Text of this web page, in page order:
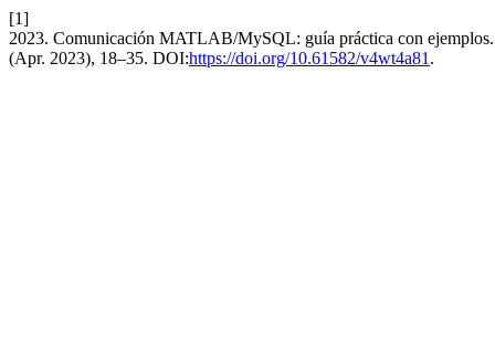
[1]
2023. Comunicación MATLAB/MySQL: guía práctica con
(Apr. 2023), 18–35. DOI:https://doi.org/10.61582/v4wt4a81 .